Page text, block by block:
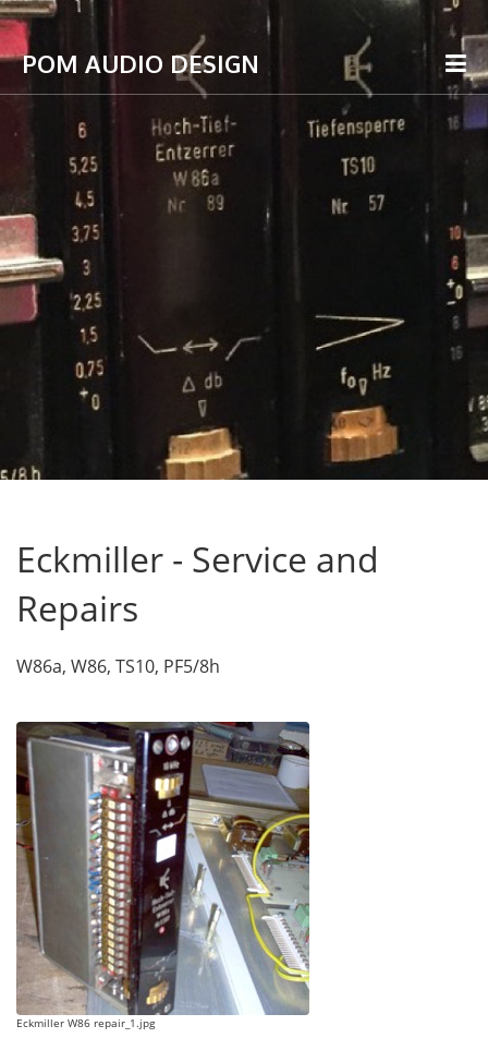
POM AUDIO DESIGN
Eckmiller - Service and
Repairs
W86a, W86, TS10, PF5/8h
Eckmiller W86 repair_1.jpg